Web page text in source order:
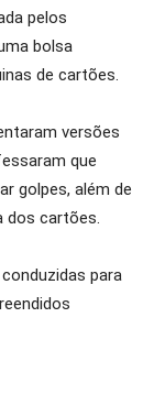
pelos
bolsa
de cartões.
versões
que
golpes, além de
dos cartões.
para